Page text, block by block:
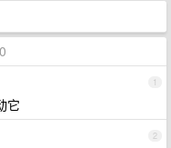
1
它
2